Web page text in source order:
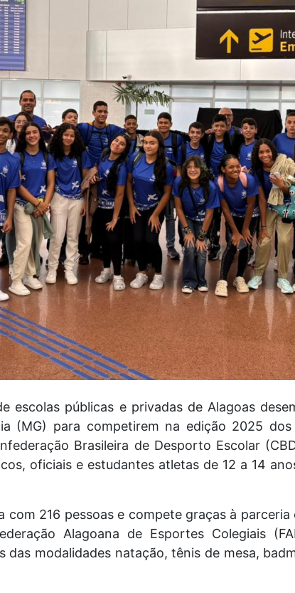
escolas públicas e privadas de Alagoas
(MG) para competirem na edição 2025 dos
Brasileira de Desporto Escolar
oficiais e estudantes atletas de 12 a 14
com 216 pessoas e compete graças à
Alagoana de Esportes Colegiais
das modalidades natação, tênis de mesa,